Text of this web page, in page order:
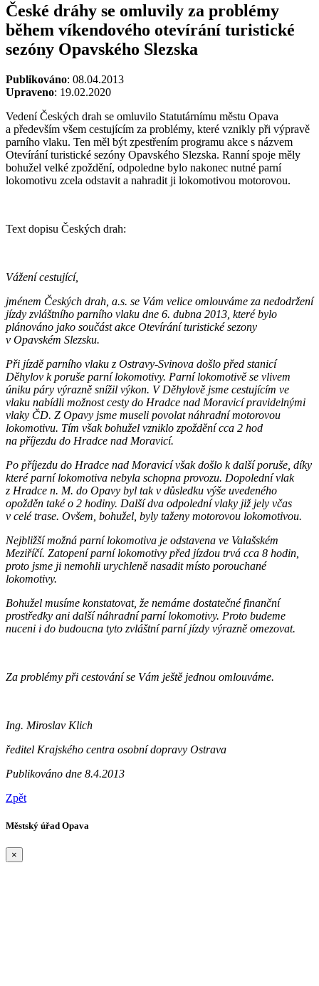
České dráhy se omluvily za problémy
během víkendového otevírání turistické
sezóny Opavského Slezska
Publikováno: 08.04.2013
Upraveno: 19.02.2020
Vedení Českých drah se omluvilo Statutárnímu městu Opava
a především všem cestujícím za problémy, které vznikly při výpravě
parního vlaku. Ten měl být zpestřením programu akce s názvem
Otevírání turistické sezóny Opavského Slezska. Ranní spoje měly
bohužel velké zpoždění, odpoledne bylo nakonec nutné parní
lokomotivu zcela odstavit a nahradit ji lokomotivou motorovou.
Text dopisu Českých drah:
Vážení cestující,
jménem Českých drah, a.s. se Vám velice omlouváme za nedodržení
jízdy zvláštního parního vlaku dne 6. dubna 2013, které bylo
plánováno jako součást akce Otevírání turistické sezony
v Opavském Slezsku.
Při jízdě parního vlaku z Ostravy-Svinova došlo před stanicí
Děhylov k poruše parní lokomotivy. Parní lokomotivě se vlivem
úniku páry výrazně snížil výkon. V Děhylově jsme cestujícím ve
vlaku nabídli možnost cesty do Hradce nad Moravicí pravidelnými
vlaky ČD. Z Opavy jsme museli povolat náhradní motorovou
lokomotivu. Tím však bohužel vzniklo zpoždění cca 2 hod
na příjezdu do Hradce nad Moravicí.
Po příjezdu do Hradce nad Moravicí však došlo k další poruše, díky
které parní lokomotiva nebyla schopna provozu. Dopolední vlak
z Hradce n. M. do Opavy byl tak v důsledku výše uvedeného
opožděn také o 2 hodiny. Další dva odpolední vlaky již jely včas
v celé trase. Ovšem, bohužel, byly taženy motorovou lokomotivou.
Nejbližší možná parní lokomotiva je odstavena ve Valašském
Meziříčí. Zatopení parní lokomotivy před jízdou trvá cca 8 hodin,
proto jsme ji nemohli urychleně nasadit místo porouchané
lokomotivy.
Bohužel musíme konstatovat, že nemáme dostatečné finanční
prostředky ani další náhradní parní lokomotivy. Proto budeme
nuceni i do budoucna tyto zvláštní parní jízdy výrazně omezovat.
Za problémy při cestování se Vám ještě jednou omlouváme.
Ing. Miroslav Klich
ředitel Krajského centra osobní dopravy Ostrava
Publikováno dne 8.4.2013
Zpět
Městský úřad Opava
×